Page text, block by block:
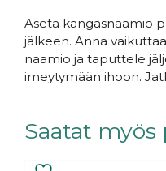
Aseta kangasnaamio
jälkeen. Anna
naamio ja taputtele
imeytymään ihoon.
Saatat myös